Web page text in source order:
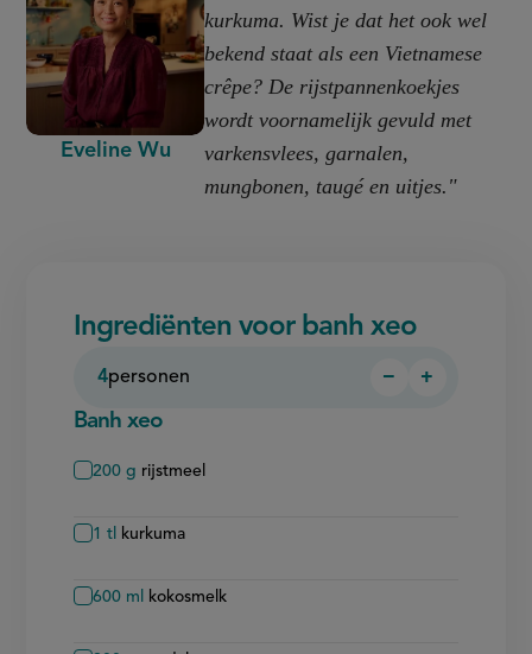
Eveline Wu
kurkuma. Wist je dat het ook wel
bekend staat als een Vietnamese
crêpe? De rijstpannenkoekjes
wordt voornamelijk gevuld met
varkensvlees, garnalen,
mungbonen, taugé en uitjes."
Ingrediënten voor banh xeo
4personen
Persoon
−
Persoon
+
Banh xeo
200 g rijstmeel
1 tl kurkuma
600 ml kokosmelk